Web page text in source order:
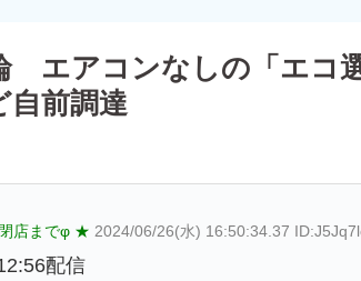
エアコンなしの「エコ
自前調達
店までφ ★ 2024/06/26(水) 16:50:34.37
配信